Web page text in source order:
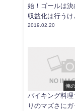
始！ゴールは決
収益化は行うけ
2019.02.20
俺
バイキング料理
りのマズさにガ